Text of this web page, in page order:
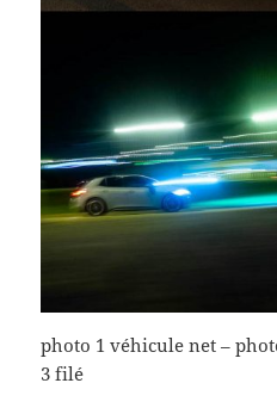
photo 1 véhicule net –
3 filé